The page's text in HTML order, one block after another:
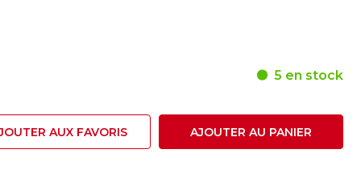
5 en stock
AUX FAVORIS AJOUTER AU PANIER